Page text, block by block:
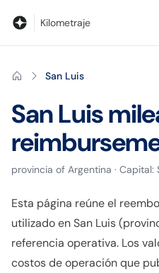
Kilometraje
San Luis
San Luis
provincia of Argentina · Capital:
Esta página reúne el
utilizado en San Luis
referencia operativa. Los
costos de operación que